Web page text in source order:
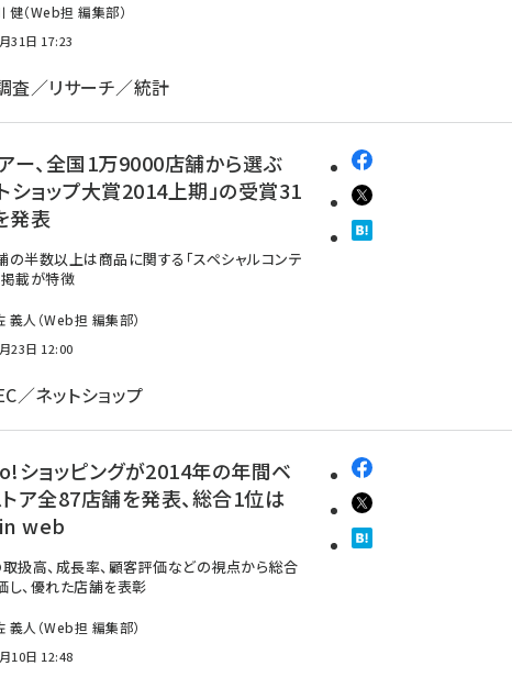
健（Web担 編集部）
31日 17:23
査／リサーチ／統計
ー、全国1万9000店舗から選ぶ
トショップ大賞2014上期」の受賞31
発表
の半数以上は商品に関する「スペシャルコンテ
掲載が特徴
義人（Web担 編集部）
23日 12:00
／ネットショップ
ショッピングが2014年の年間ベ
トア全87店舗を発表、総合1位は
web
扱高、成長率、顧客評価などの視点から総合
し、優れた店舗を表彰
義人（Web担 編集部）
10日 12:48